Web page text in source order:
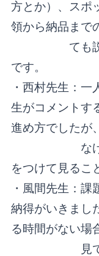
方とか）、スポ
領から納品まで
ても説明頂
です。
・西村先生：
生がコメントす
進め方でしたが
なければ
をつけて見るこ
・風間先生：
納得がいきまし
る時間がない場
見てコメ